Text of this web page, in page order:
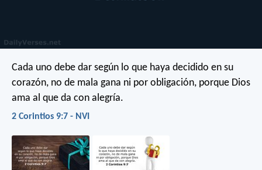
Cada uno debe dar según lo que haya decidido en su
corazón, no de mala gana ni por obligación, porque Dios
ama al que da con alegría.
2 Corintios 9:7 - NVI